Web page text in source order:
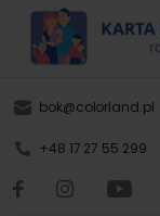
bok@colorland.pl
+48 17 27 55 299